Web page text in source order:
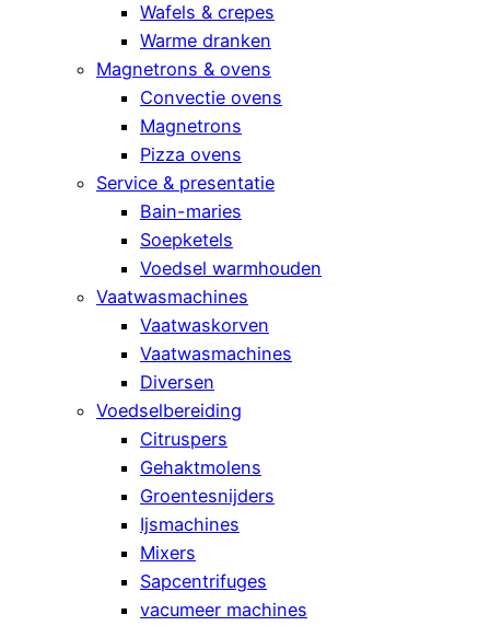
Wafels & crepes
Warme dranken
Magnetrons & ovens
Convectie ovens
Magnetrons
Pizza ovens
Service & presentatie
Bain-maries
Soepketels
Voedsel warmhouden
Vaatwasmachines
Vaatwaskorven
Vaatwasmachines
Diversen
Voedselbereiding
Citruspers
Gehaktmolens
Groentesnijders
Ijsmachines
Mixers
Sapcentrifuges
vacumeer machines